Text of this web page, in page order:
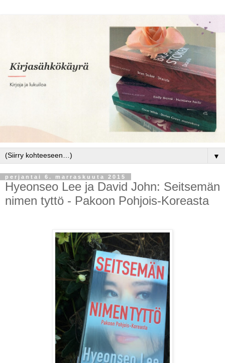
▼
perjantai 6. marraskuuta 2015
Hyeonseo Lee ja David John: Seitsemän
nimen tyttö - Pakoon Pohjois-Koreasta